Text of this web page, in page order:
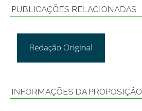
PUBLICAÇÕES RELACIONADAS
Redação Original
INFORMAÇÕES DA PROPOSIÇÃO